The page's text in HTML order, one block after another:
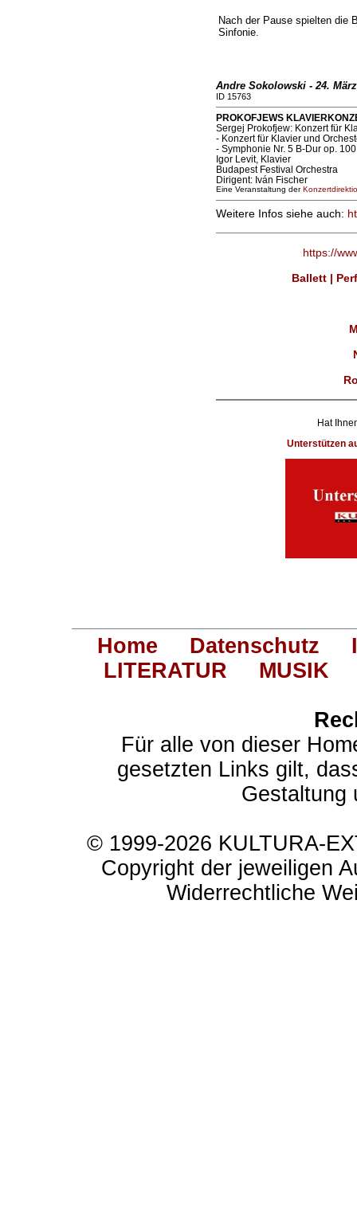
Nach der Pause spielten die
Sinfonie.
Andre Sokolowski - 24. März
ID 15763
PROKOFJEWS
Sergej Prokofjew: Konzert für
- Konzert für Klavier und
- Symphonie Nr. 5 B-Dur op. 100
Igor Levit, Klavier
Budapest Festival Orchestra
Dirigent: Iván Fischer
Eine Veranstaltung der
Weitere Infos siehe auch:
https://
Ballett |
Hat
Unterstützen
Home Datenschutz
LITERATUR
MUSIK
Für alle von dieser
gesetzten Links gilt,
Gestaltung
© 1999-2026 KULTURA-
Copyright der jeweiligen
Widerrechtliche